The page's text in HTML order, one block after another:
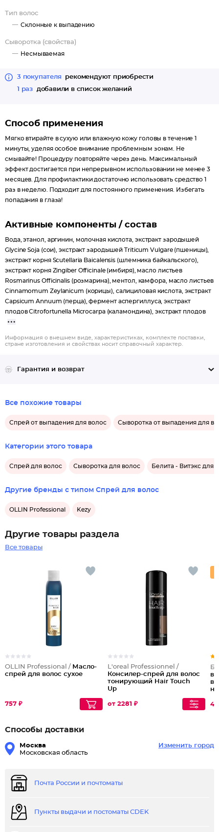
Тип волос
Склонные к выпадению
Сыворотка (свойства)
Несмываемая
3 покупателя
рекомендуют приобрести
1 раз
добавили в список желаний
Способ применения
Мягко втирайте в сухую или влажную кожу головы в течение 1
минуты, уделяя особое внимание проблемным зонам. Не
смывайте! Процедуру повторяйте через день. Максимальный
эффект достигается при непрерывном использовании не менее 3
месяцев. Для профилактики достаточно использовать средство 1
раз в неделю. Подходит для постоянного применения. Избегать
попадания в глаза!
Активные компоненты / состав
Вода, этанол, аргинин, молочная кислота, экстракт зародышей
Glycine Soja (сои), экстракт зародышей Triticum Vulgare (пшеницы),
экстракт корня Scutellaria Baicalensis (шлемника байкальского),
экстракт корня Zingiber Officinale (имбиря), масло листьев
Rosmarinus Officinalis (розмарина), ментол, камфора, масло листьев
Cinnamomum Zeylanicum (корицы), салициловая кислота, экстракт
Capsicum Annuum (перца), фермент аспергиллуса, экстракт
плодов Citrofortunella Microcarpa (каламондина), экстракт плодов
Информация о внешнем виде, характеристиках, комплекте поставки,
стране изготовления и свойствах носит справочный характер.
Гарантия и возврат
Все похожие товары
Спрей от выпадения для волос Сыворотка от выпадения для
Категории этого товара
Спрей для волос Сыворотка для волос Белита - Витэкс для
Другие бренды с типом Спрей для волос
OLLIN Professional Kezy
Другие товары раздела
Все товары
OLLIN Professional / Масло-
спрей для волос сухое
757 ₽
L'oreal Professionnel /
Консилер-спрей для волос
тонирующий Hair Touch
Up
от 2281 ₽
Способы доставки
Москва
Московская область
Изменить город
Почта России и почтоматы
Пункты выдачи и постоматы CDEK